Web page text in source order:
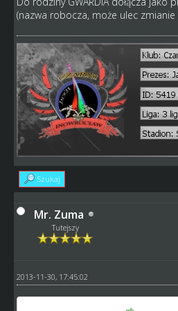
(nazwa robocza, może ulec zmianie
Szukaj
Mr. Zuma
Tutejszy
2013-11-30, 17:45:02